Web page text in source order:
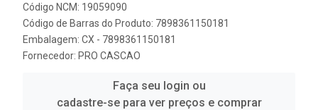
Código NCM: 19059090
Código de Barras do Produto: 7898361150181
Embalagem: CX - 7898361150181
Fornecedor: PRO CASCAO
Faça seu login ou
cadastre-se para ver preços e comprar